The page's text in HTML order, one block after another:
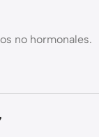
no hormonales.